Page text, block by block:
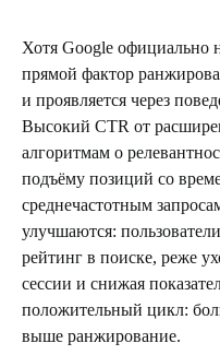
Хотя Google официально
прямой фактор
и проявляется через
Высокий CTR от
алгоритмам о
подъёму позиций со
среднечастотным
улучшаются:
рейтинг в поиске, реже
сессии и снижая
положительный цикл:
выше ранжирование.